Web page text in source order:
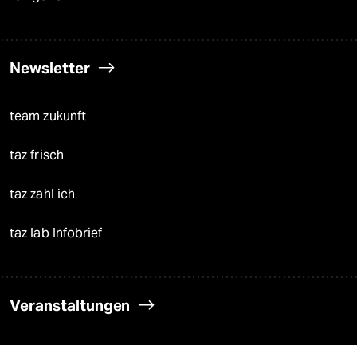
Newsletter
team zukunft
taz frisch
taz zahl ich
taz lab Infobrief
Veranstaltungen